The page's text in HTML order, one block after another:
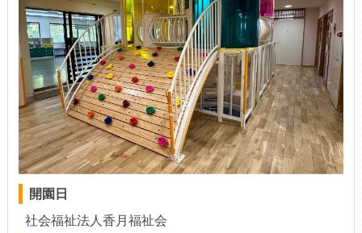
開園日
社会福祉法人香月福祉会